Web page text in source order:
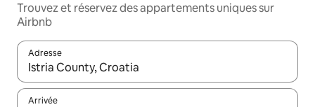
Trouvez et réservez des appartements uniques sur
Airbnb
Adresse
Lorsque les résultats s'affichent, utilisez les flèches vers le
Arrivée